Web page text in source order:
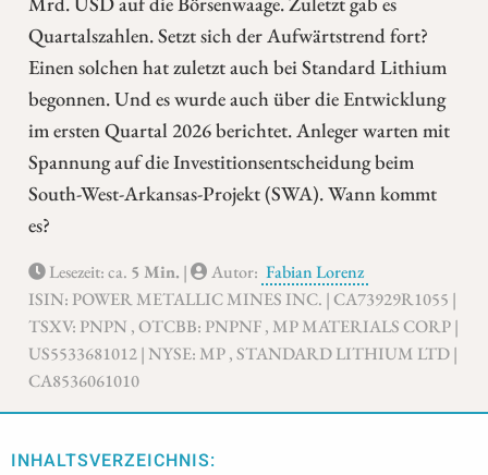
Quartalszahlen. Setzt sich der Aufwärtstrend fort?
Einen solchen hat zuletzt auch bei Standard Lithium
begonnen. Und es wurde auch über die Entwicklung
im ersten Quartal 2026 berichtet. Anleger warten mit
Spannung auf die Investitionsentscheidung beim
South-West-Arkansas-Projekt (SWA). Wann kommt
es?
Lesezeit: ca. 5 Min. | Autor: Fabian Lorenz
ISIN: POWER METALLIC MINES INC. | CA73929R1055 |
TSXV: PNPN , OTCBB: PNPNF , MP MATERIALS CORP |
US5533681012 | NYSE: MP , STANDARD LITHIUM LTD |
CA8536061010
INHALTSVERZEICHNIS: